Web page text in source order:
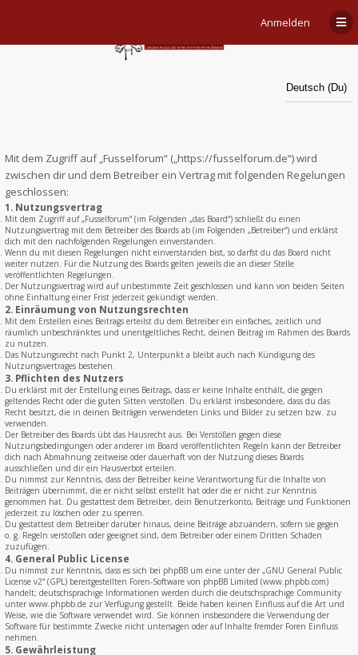
Anmelden
Mit dem Zugriff auf „Fusselforum“ („https://fusselforum.de“) wird
zwischen dir und dem Betreiber ein Vertrag mit folgenden Regelungen
geschlossen:
1. Nutzungsvertrag
Mit dem Zugriff auf „Fusselforum“ (im Folgenden „das Board“) schließt du einen
Nutzungsvertrag mit dem Betreiber des Boards ab (im Folgenden „Betreiber“) und erklärst
dich mit den nachfolgenden Regelungen einverstanden.
Wenn du mit diesen Regelungen nicht einverstanden bist, so darfst du das Board nicht
weiter nutzen. Für die Nutzung des Boards gelten jeweils die an dieser Stelle
veröffentlichten Regelungen.
Der Nutzungsvertrag wird auf unbestimmte Zeit geschlossen und kann von beiden Seiten
ohne Einhaltung einer Frist jederzeit gekündigt werden.
2. Einräumung von Nutzungsrechten
Mit dem Erstellen eines Beitrags erteilst du dem Betreiber ein einfaches, zeitlich und
räumlich unbeschränktes und unentgeltliches Recht, deinen Beitrag im Rahmen des Boards
zu nutzen.
Das Nutzungsrecht nach Punkt 2, Unterpunkt a bleibt auch nach Kündigung des
Nutzungsvertrages bestehen.
3. Pflichten des Nutzers
Du erklärst mit der Erstellung eines Beitrags, dass er keine Inhalte enthält, die gegen
geltendes Recht oder die guten Sitten verstoßen. Du erklärst insbesondere, dass du das
Recht besitzt, die in deinen Beiträgen verwendeten Links und Bilder zu setzen bzw. zu
verwenden.
Der Betreiber des Boards übt das Hausrecht aus. Bei Verstößen gegen diese
Nutzungsbedingungen oder anderer im Board veröffentlichten Regeln kann der Betreiber
dich nach Abmahnung zeitweise oder dauerhaft von der Nutzung dieses Boards
ausschließen und dir ein Hausverbot erteilen.
Du nimmst zur Kenntnis, dass der Betreiber keine Verantwortung für die Inhalte von
Beiträgen übernimmt, die er nicht selbst erstellt hat oder die er nicht zur Kenntnis
genommen hat. Du gestattest dem Betreiber, dein Benutzerkonto, Beiträge und Funktionen
jederzeit zu löschen oder zu sperren.
Du gestattest dem Betreiber darüber hinaus, deine Beiträge abzuändern, sofern sie gegen
o. g. Regeln verstoßen oder geeignet sind, dem Betreiber oder einem Dritten Schaden
zuzufügen.
4. General Public License
Du nimmst zur Kenntnis, dass es sich bei phpBB um eine unter der „GNU General Public
License v2“ (GPL) bereitgestellten Foren-Software von phpBB Limited (www.phpbb.com)
handelt; deutschsprachige Informationen werden durch die deutschsprachige Community
unter www.phpbb.de zur Verfügung gestellt. Beide haben keinen Einfluss auf die Art und
Weise, wie die Software verwendet wird. Sie können insbesondere die Verwendung der
Software für bestimmte Zwecke nicht untersagen oder auf Inhalte fremder Foren Einfluss
nehmen.
5. Gewährleistung